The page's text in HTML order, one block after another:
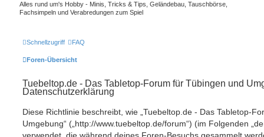
Alles rund um's Hobby - Minis, Tricks & Tips, Geländebau, Tauschbörse,
Fachsimpeln und Verabredungen zum Spiel
Schnellzugriff FAQ
Foren-Übersicht
Tuebeltop.de - Das Tabletop-Forum für Tübingen und
Datenschutzerklärung
Diese Richtlinie beschreibt, wie „Tuebeltop.de - Das Tabletop-
Umgebung“ („http://www.tuebeltop.de/forum“) (im Folgenden
verwendet, die während deines Foren-Besuchs gesammelt